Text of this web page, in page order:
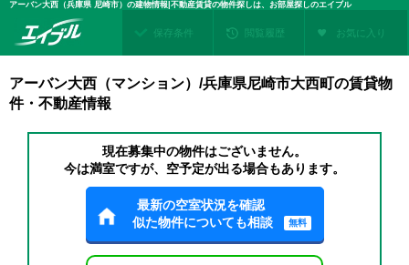
アーバン大西（兵庫県 尼崎市）の建物情報|不動産賃貸の物件探しは、お部屋探しのエイブル
保存条件 閲覧履歴 お気に入り
アーバン大西（マンション）/兵庫県尼崎市大西町の賃貸物
件・不動産情報
現在募集中の物件はございません。
今は満室ですが、空予定が出る場合もあります。
最新の空室状況を確認
似た物件についても相談
無料